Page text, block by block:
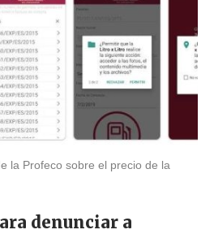
la Profeco sobre el precio de la
denunciar a